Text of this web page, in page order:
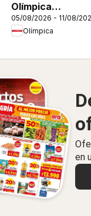
Olímpica
catálogo
Miércoles de
05/08/2026 - 11/08/
Olímpica
en